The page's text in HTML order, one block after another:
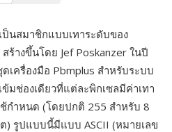
ป็นสมาชิกแบบเทาระดับของ
สร้างขึ้นโดย Jef Poskanzer ในปี
เครื่องมือ Pbmplus สำหรับระบบ
มช่องเดียวที่แต่ละพิกเซลมีค่าเทา
กำหนด (โดยปกติ 255 สำหรับ 8
รูปแบบนี้มีแบบ ASCII (หมายเลข